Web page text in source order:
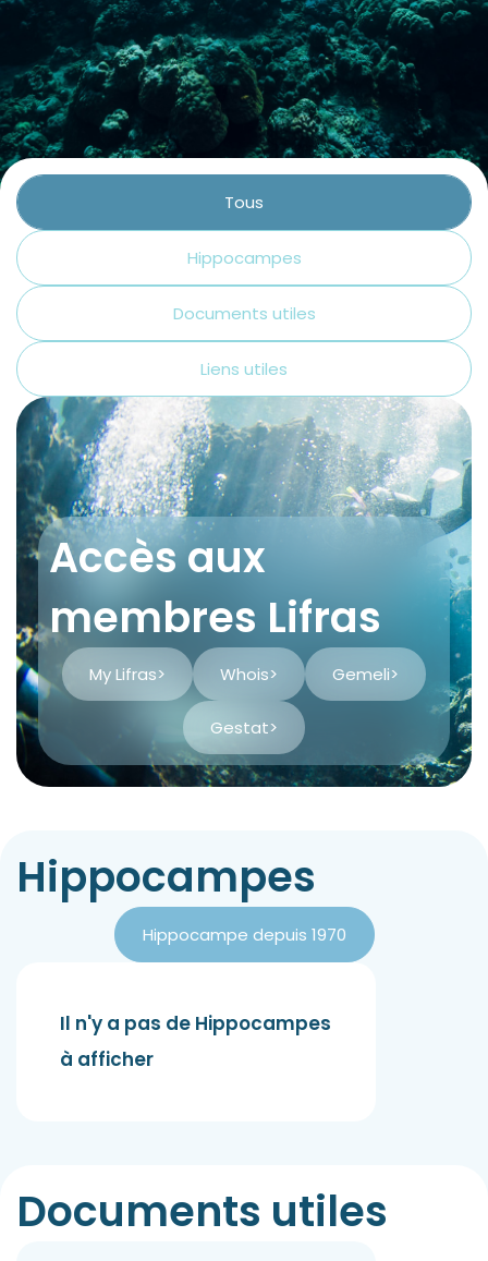
La plongée technique
La plongée adaptée
L'audiovisuel
La TSA et le TSC
Les sciences
Contact
Tous
Hippocampes
Documents utiles
Liens utiles
Accès aux
membres Lifras
My Lifras> Whois> Gemeli>
Gestat>
Hippocampes
Hippocampe depuis 1970
Il n'y a pas de Hippocampes
à afficher
Documents utiles